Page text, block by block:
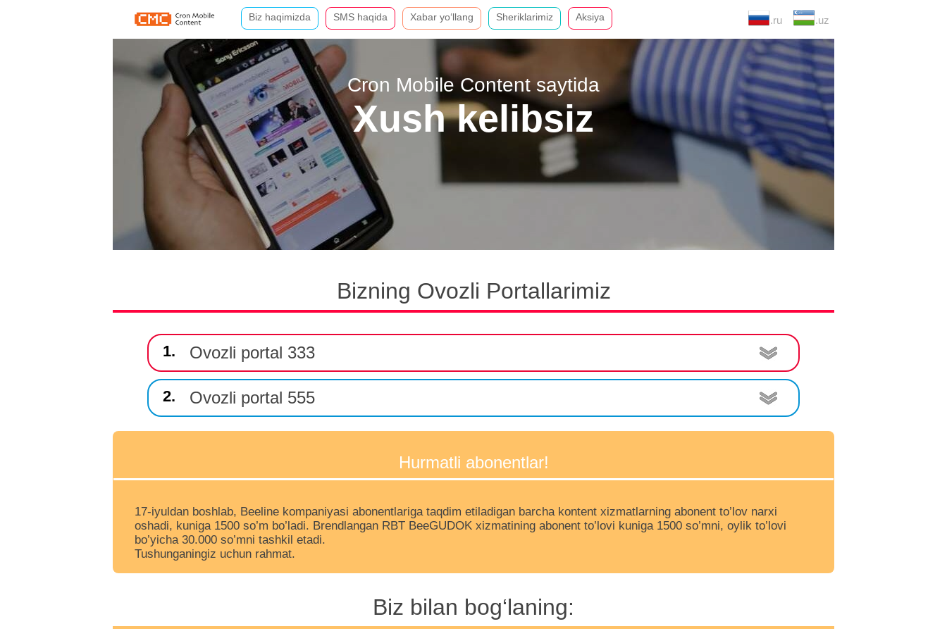
.ru .uz
Biz haqimizda SMS haqida Xabar yo‘llang Sheriklarimiz Aksiya
Cron Mobile Content saytida
Xush kelibsiz
Bizning Ovozli Portallarimiz
1. Ovozli portal 333
2. Ovozli portal 555
Hurmatli abonentlar!
17-iyuldan boshlab, Beeline kompaniyasi abonentlariga taqdim etiladigan barcha kontent xizmatlarning abonent to’lov narxi
oshadi, kuniga 1500 so’m bo’ladi. Brendlangan RBT BeeGUDOK xizmatining abonent to’lovi kuniga 1500 so’mni, oylik to’lovi
bo’yicha 30.000 so’mni tashkil etadi.
Tushunganingiz uchun rahmat.
Biz bilan bog‘laning: